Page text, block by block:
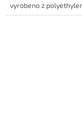
vyrobeno z